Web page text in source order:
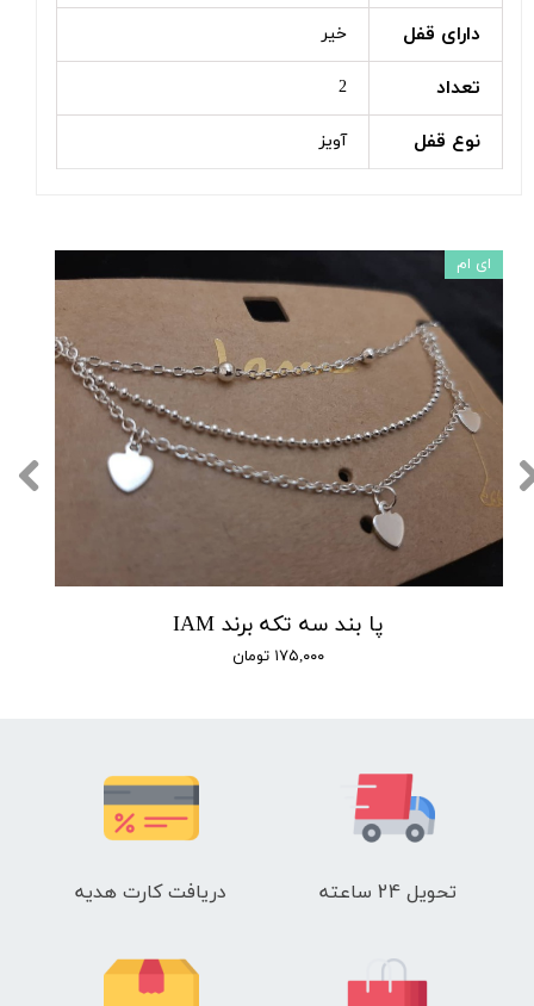
دارای قفل خیر
تعداد 2
نوع قفل آویز
پا بند سه تکه برند IAM
۱۷۵,۰۰۰ تومان
ای ام
تحویل 24 ساعته دریافت کارت هدیه